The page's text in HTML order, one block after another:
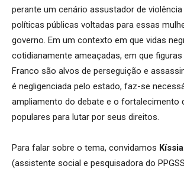
perante um cenário assustador de
políticas públicas voltadas para essas
governo. Em um contexto em que vidas
cotidianamente ameaçadas, em que
Franco são alvos de perseguição e
é negligenciada pelo estado, faz-se
ampliamento do debate e o fortalecimento
populares para lutar por seus direitos.
Para falar sobre o tema, convidamos
(assistente social e pesquisadora do